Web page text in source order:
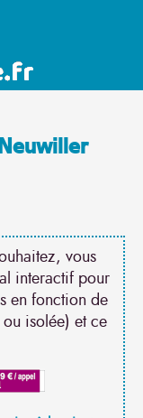
vous
interactif pour
en fonction de
isolée) et ce